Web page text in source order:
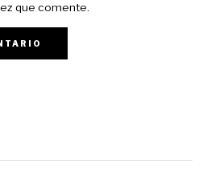
que comente.